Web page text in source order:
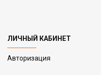
ЛИЧНЫЙ КАБИНЕТ
Авторизация